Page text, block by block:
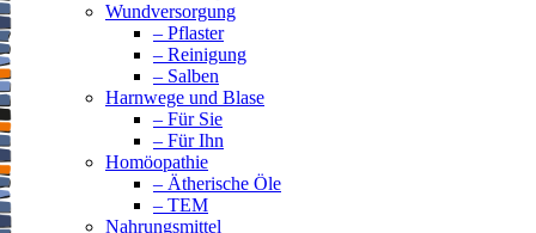
Wundversorgung
– Pflaster
– Reinigung
– Salben
Harnwege und Blase
– Für Sie
– Für Ihn
Homöopathie
– Ätherische Öle
– TEM
Nahrungsmittel